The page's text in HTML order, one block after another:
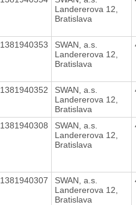
Landererova 12,
Bratislava
1381940353
SWAN, a.s.
Landererova 12,
Bratislava
1381940352
SWAN, a.s.
Landererova 12,
Bratislava
1381940308
SWAN, a.s.
Landererova 12,
Bratislava
1381940307
SWAN, a.s.
Landererova 12,
Bratislava